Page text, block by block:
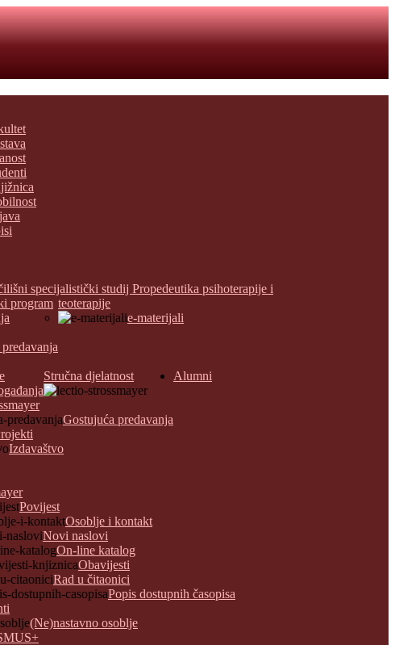
specijalistički studij Propedeutika psihoterapije i
teoterapije
program
e-materijali
Stručna djelatnost
Gostujuća predavanja
Izdavaštvo
Povijest
Osoblje i kontakt
Novi naslovi
On-line katalog
Obavijesti
Rad u čitaonici
Popis dostupnih časopisa
(Ne)nastavno osoblje
Alumni